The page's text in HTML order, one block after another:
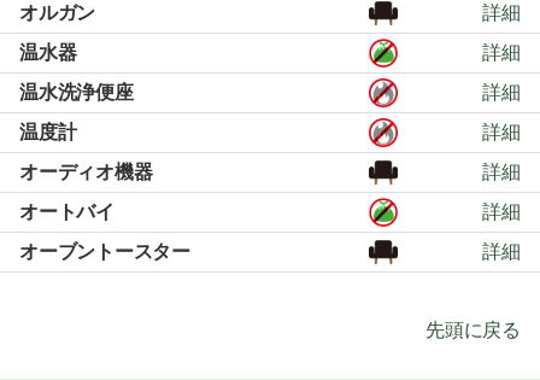
オルガン
詳細
温水器
詳細
温水洗浄便座
詳細
温度計
詳細
オーディオ機器
詳細
オートバイ
詳細
オーブントースター
詳細
先頭に戻る